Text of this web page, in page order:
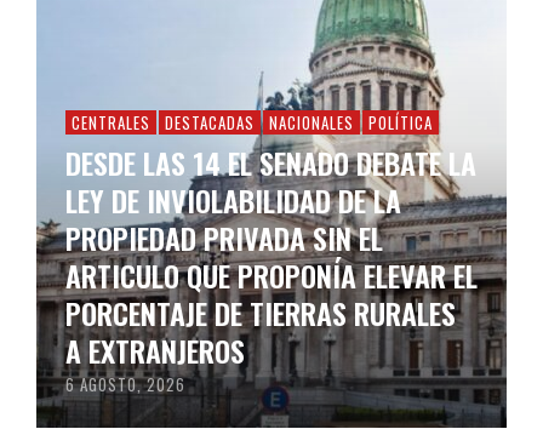
CENTRALES DESTACADAS NACIONALES POLÍTICA
DESDE LAS 14 EL SENADO DEBATE LA
LEY DE INVIOLABILIDAD DE LA
PROPIEDAD PRIVADA SIN EL
ARTICULO QUE PROPONÍA ELEVAR EL
PORCENTAJE DE TIERRAS RURALES
A EXTRANJEROS
6 AGOSTO, 2026